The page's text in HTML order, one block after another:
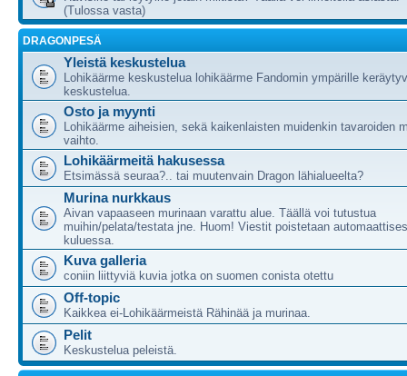
(Tulossa vasta)
DRAGONPESÄ
Yleistä keskustelua
Lohikäärme keskustelua lohikäärme Fandomin ympärille
keskustelua.
Osto ja myynti
Lohikäärme aiheisien, sekä kaikenlaisten muidenkin tavaroiden
vaihto.
Lohikäärmeitä hakusessa
Etsimässä seuraa?.. tai muutenvain Dragon lähialueelta?
Murina nurkkaus
Aivan vapaaseen murinaan varattu alue. Täällä voi tutustua
muihin/pelata/testata jne. Huom! Viestit poistetaan
kuluessa.
Kuva galleria
coniin liittyviä kuvia jotka on suomen conista otettu
Off-topic
Kaikkea ei-Lohikäärmeistä Rähinää ja murinaa.
Pelit
Keskustelua peleistä.